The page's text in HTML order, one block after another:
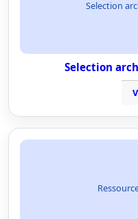
Selection
Selection